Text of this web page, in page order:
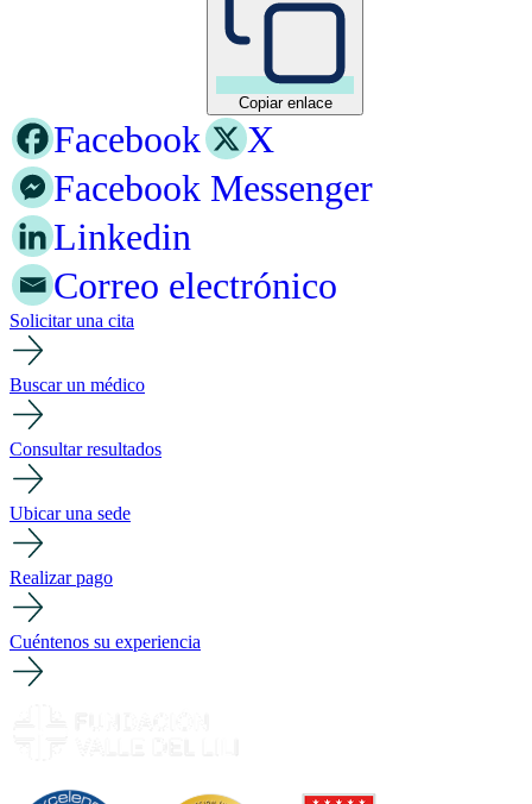
Copiar enlace
Facebook
X
Facebook Messenger
Linkedin
Correo electrónico
Solicitar una cita
Buscar un médico
Consultar resultados
Ubicar una sede
Realizar pago
Cuéntenos su experiencia